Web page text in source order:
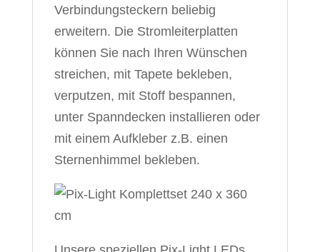
Verbindungsteckern beliebig
erweitern. Die Stromleiterplatten
können Sie nach Ihren Wünschen
streichen, mit Tapete bekleben,
verputzen, mit Stoff bespannen,
unter Spanndecken installieren oder
mit einem Aufkleber z.B. einen
Sternenhimmel bekleben.